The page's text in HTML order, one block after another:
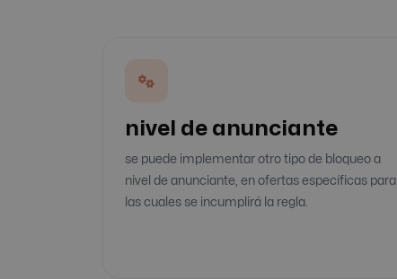
nivel de anunciante
se puede implementar otro tipo de bloqueo a
nivel de anunciante, en ofertas específicas para
las cuales se incumplirá la regla.